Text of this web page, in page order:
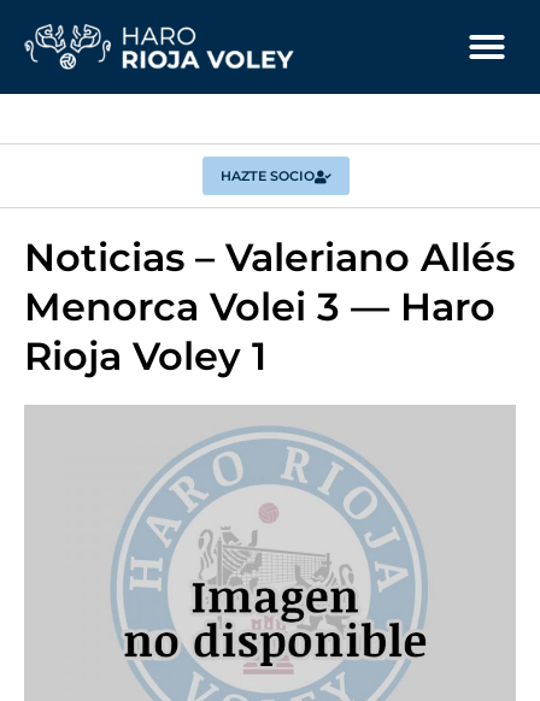
HAZTE SOCIO
Noticias – Valeriano Allés
Menorca Volei 3 — Haro
Rioja Voley 1